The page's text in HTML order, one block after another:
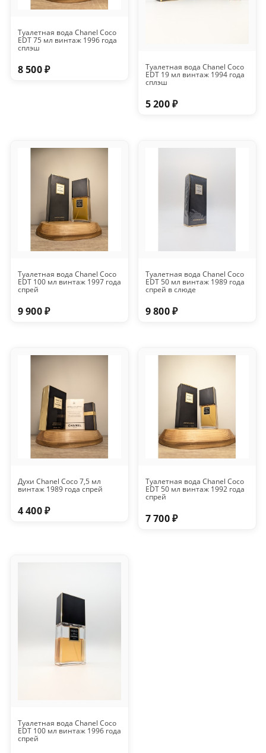
Туалетная вода Chanel Coco
EDT 75 мл винтаж 1996 года
сплэш
8 500 ₽ Туалетная вода Chanel Coco
EDT 19 мл винтаж 1994 года
сплэш
5 200 ₽
Туалетная вода Chanel Coco
EDT 100 мл винтаж 1997 года
спрей
9 900 ₽
Туалетная вода Chanel Coco
EDT 50 мл винтаж 1989 года
спрей в слюде
9 800 ₽
Духи Chanel Coco 7,5 мл
винтаж 1989 года спрей
4 400 ₽
Туалетная вода Chanel Coco
EDT 50 мл винтаж 1992 года
спрей
7 700 ₽
Туалетная вода Chanel Coco
EDT 100 мл винтаж 1996 года
спрей